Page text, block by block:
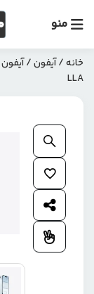
منو
خانه/آیفون
LLA